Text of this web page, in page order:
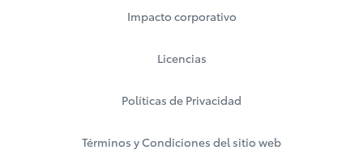
Impacto corporativo
Licencias
Políticas de Privacidad
Términos y Condiciones del sitio web